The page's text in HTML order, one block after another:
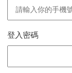
登入密碼